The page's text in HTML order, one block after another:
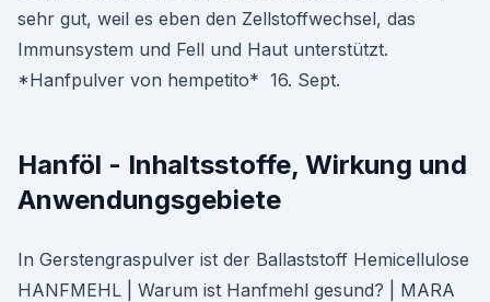
sehr gut, weil es eben den Zellstoffwechsel, das
Immunsystem und Fell und Haut unterstützt.
*Hanfpulver von hempetito* 16. Sept.
Hanföl - Inhaltsstoffe, Wirkung und
Anwendungsgebiete
In Gerstengraspulver ist der Ballaststoff Hemicellulose
HANFMEHL | Warum ist Hanfmehl gesund? | MARA